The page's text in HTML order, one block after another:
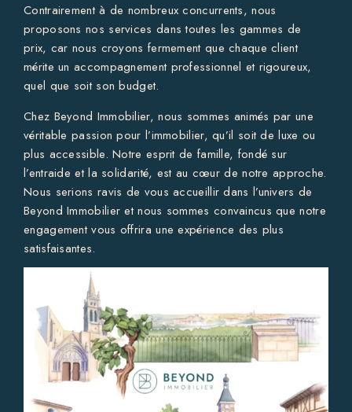
Contrairement à de nombreux concurrents, nous
proposons nos services dans toutes les gammes de
prix, car nous croyons fermement que chaque client
mérite un accompagnement professionnel et rigoureux,
quel que soit son budget.
Chez Beyond Immobilier, nous sommes animés par une
véritable passion pour l’immobilier, qu’il soit de luxe ou
plus accessible. Notre esprit de famille, fondé sur
l’entraide et la solidarité, est au cœur de notre approche.
Nous serions ravis de vous accueillir dans l’univers de
Beyond Immobilier et nous sommes convaincus que notre
engagement vous offrira une expérience des plus
satisfaisantes.